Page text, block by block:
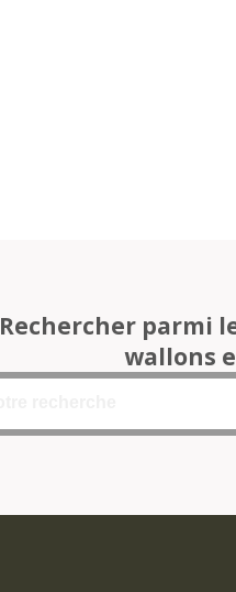
Rechercher parmi
wallons